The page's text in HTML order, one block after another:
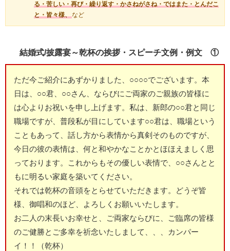
る・苦しい・再び・繰り返す・かさねがさね・ではまた・とんだこ
と・皆々様、など
結婚式/披露宴～乾杯の挨拶・スピーチ文例・例文 ①
ただ今ご紹介にあずかりました、○○○○でございます。本
日は、○○君、○○さん、ならびにご両家のご親族の皆様に
は心よりお祝いを申し上げます。私は、新郎の○○君と同じ
職場ですが、普段私が目にしています○○君は、職場という
こともあって、話し方から表情から真剣そのものですが、
今日の彼の表情は、何と和やかなことかとほほえましく思
っております。これからもその優しい表情で、○○さんとと
もに明るい家庭を築いてください。
それでは乾杯の音頭をとらせていただきます。どうぞ皆
様、御唱和のほど、よろしくお願いいたします。
お二人の末長いお幸せと、ご両家ならびに、ご臨席の皆様
のご健勝とご多幸を祈念いたしまして、、、カンパー
イ！！（乾杯）